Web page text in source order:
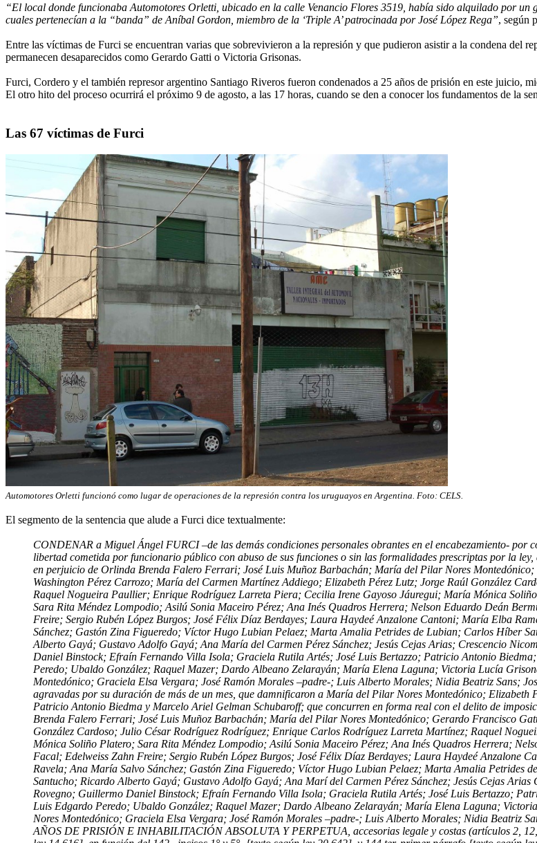
“El local donde funcionaba Automotores Orletti, ubicado en la calle Venancio Flores 3519, había sido alquilado por
cuales pertenecían a la “banda” de Aníbal Gordon, miembro de la ‘Triple A’ patrocinada por José López Rega”, según
Entre las víctimas de Furci se encuentran varias que sobrevivieron a la represión y que pudieron asistir a la condena del
permanecen desaparecidos como Gerardo Gatti o Victoria Grisonas.
Furci, Cordero y el también represor argentino Santiago Riveros fueron condenados a 25 años de prisión en este juicio,
El otro hito del proceso ocurrirá el próximo 9 de agosto, a las 17 horas, cuando se den a conocer los fundamentos de la
Las 67 víctimas de Furci
Automotores Orletti funcionó como lugar de operaciones de la represión contra los uruguayos en Argentina. Foto: CELS.
El segmento de la sentencia que alude a Furci dice textualmente:
CONDENAR a Miguel Ángel FURCI –de las demás condiciones personales obrantes en el encabezamiento-
libertad cometida por funcionario público con abuso de sus funciones o sin las formalidades prescriptas por la
en perjuicio de Orlinda Brenda Falero Ferrari; José Luis Muñoz Barbachán; María del Pilar Nores
Washington Pérez Carrozo; María del Carmen Martínez Addiego; Elizabeth Pérez Lutz; Jorge Raúl González
Raquel Nogueira Paullier; Enrique Rodríguez Larreta Piera; Cecilia Irene Gayoso Jáuregui; María Mónica
Sara Rita Méndez Lompodio; Asilú Sonia Maceiro Pérez; Ana Inés Quadros Herrera; Nelson Eduardo Deán
Freire; Sergio Rubén López Burgos; José Félix Díaz Berdayes; Laura Haydeé Anzalone Cantoni; María Elba
Sánchez; Gastón Zina Figueredo; Víctor Hugo Lubian Pelaez; Marta Amalia Petrides de Lubian; Carlos Híber
Alberto Gayá; Gustavo Adolfo Gayá; Ana María del Carmen Pérez Sánchez; Jesús Cejas Arias; Crescencio
Daniel Binstock; Efraín Fernando Villa Isola; Graciela Rutila Artés; José Luis Bertazzo; Patricio Antonio
Peredo; Ubaldo González; Raquel Mazer; Dardo Albeano Zelarayán; María Elena Laguna; Victoria Lucía
Montedónico; Graciela Elsa Vergara; José Ramón Morales –padre-; Luis Alberto Morales; Nidia Beatriz Sans;
agravadas por su duración de más de un mes, que damnificaron a María del Pilar Nores Montedónico;
Patricio Antonio Biedma y Marcelo Ariel Gelman Schubaroff; que concurren en forma real con el delito de
Brenda Falero Ferrari; José Luis Muñoz Barbachán; María del Pilar Nores Montedónico; Gerardo Francisco
González Cardoso; Julio César Rodríguez Rodríguez; Enrique Carlos Rodríguez Larreta Martínez; Raquel
Mónica Soliño Platero; Sara Rita Méndez Lompodio; Asilú Sonia Maceiro Pérez; Ana Inés Quadros Herrera;
Facal; Edelweiss Zahn Freire; Sergio Rubén López Burgos; José Félix Díaz Berdayes; Laura Haydeé
Ravela; Ana María Salvo Sánchez; Gastón Zina Figueredo; Víctor Hugo Lubian Pelaez; Marta Amalia Petrides
Santucho; Ricardo Alberto Gayá; Gustavo Adolfo Gayá; Ana Marí del Carmen Pérez Sánchez; Jesús Cejas
Rovegno; Guillermo Daniel Binstock; Efraín Fernando Villa Isola; Graciela Rutila Artés; José Luis Bertazzo;
Luis Edgardo Peredo; Ubaldo González; Raquel Mazer; Dardo Albeano Zelarayán; María Elena Laguna;
Nores Montedónico; Graciela Elsa Vergara; José Ramón Morales –padre-; Luis Alberto Morales; Nidia Beatriz
AÑOS DE PRISIÓN E INHABILITACIÓN ABSOLUTA Y PERPETUA, accesorias legale y costas (artículos 2,